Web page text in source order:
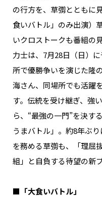
の行方を、草彅とともに
食いバトル」のみ出演）
いクロストークも番組の
力士は、7月28日（日）
所で優勝争いを演じた隆
海さん、同場所でも活躍
す。伝統を受け継ぎ、強
ら、“最強の一門”を決す
うまバトル」。約8年ぶ
を務める草彅も、「理屈
組」と自負する待望の新
■「大食いバトル」